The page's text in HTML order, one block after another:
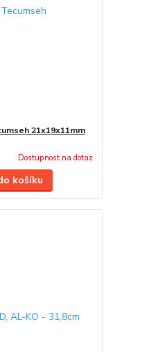
21x19x11mm
Dostupnost na dotaz
košíku